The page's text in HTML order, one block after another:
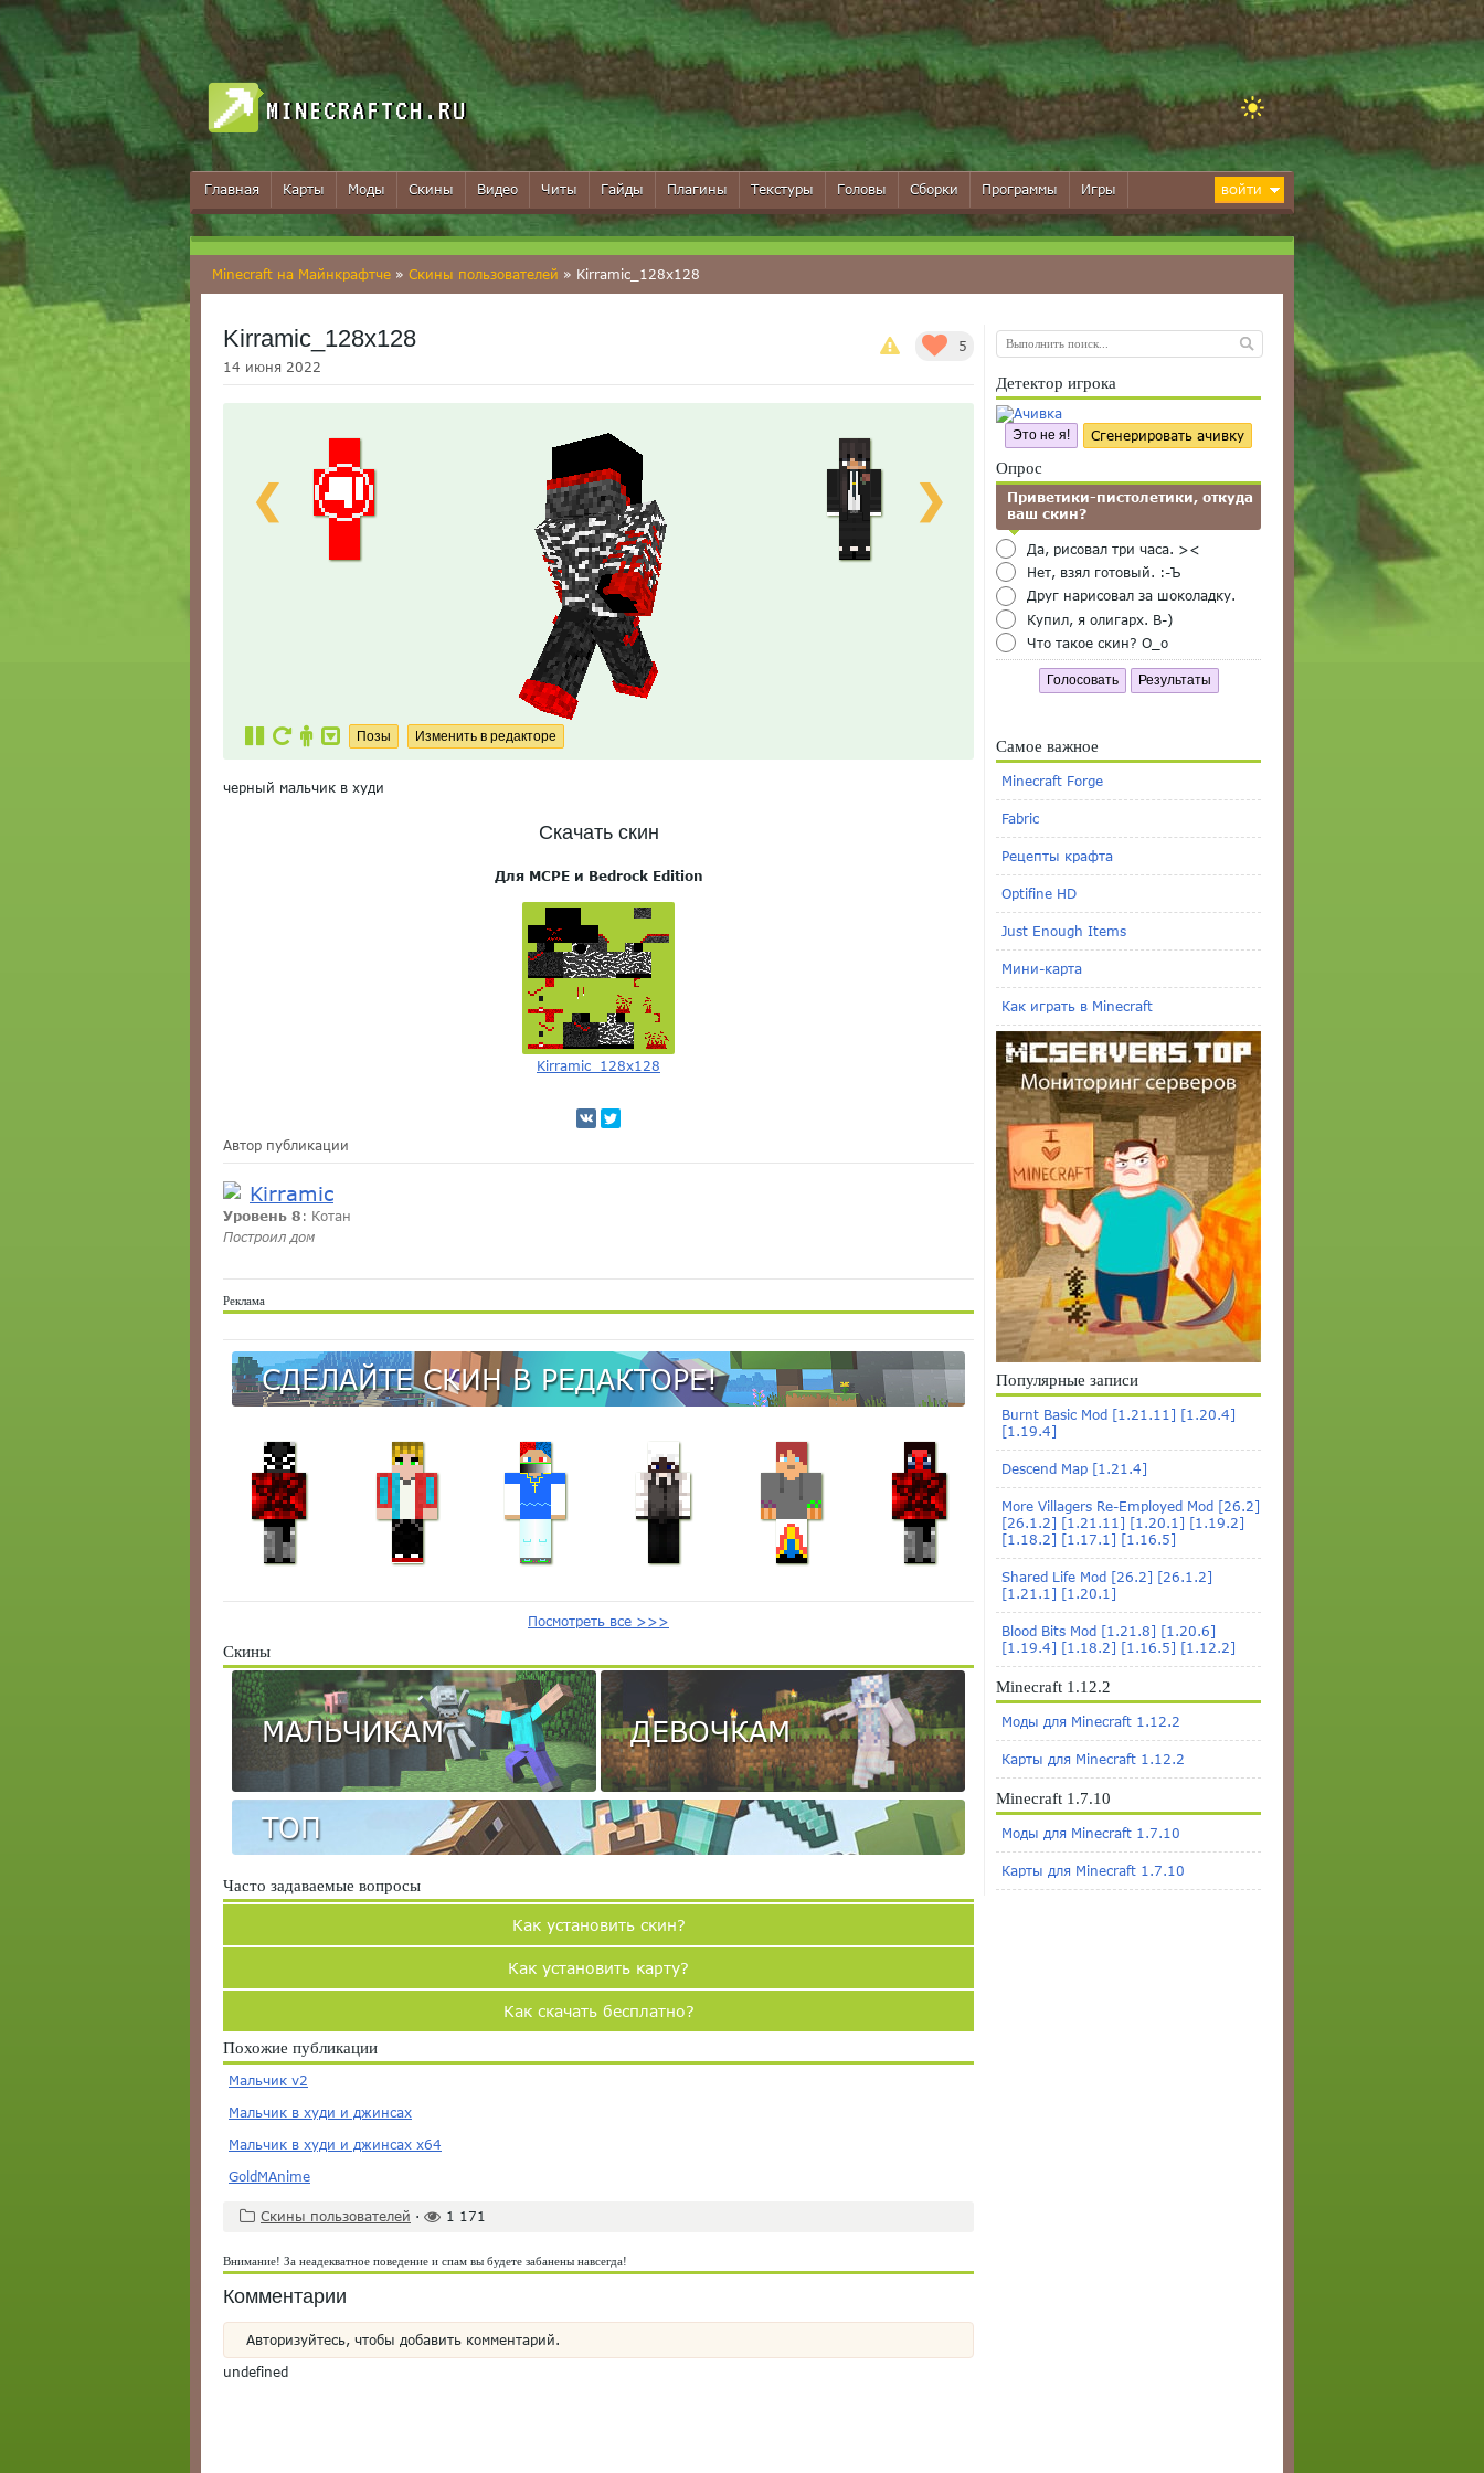
MINECRAFTCH.RU
Главная Карты Моды Скины Видео Читы Гайды Плагины Текстуры Головы Сборки Программы Игры ВОЙТИ
Minecraft на Майнкрафтче » Скины пользователей » Kirramic_128x128
5
Kirramic_128x128
14 июня 2022
❮ ❯
черный мальчик в худи
Скачать скин
Для MCPE и Bedrock Edition
Kirramic_128x128
Автор публикации
Kirramic
Уровень 8 : Котан
Построил дом
Реклама
СДЕЛАЙТЕ СКИН В РЕДАКТОРЕ!
Посмотреть все >>>
Скины
МАЛЬЧИКАМ ДЕВОЧКАМ
ТОП
Часто задаваемые вопросы
Как установить скин?
Как установить карту?
Как скачать бесплатно?
Похожие публикации
Мальчик v2
Мальчик в худи и джинсах
Мальчик в худи и джинсах x64
GoldMAnime
Скины пользователей · 1 171
Внимание! За неадекватное поведение и спам вы будете забанены навсегда!
Комментарии
Авторизуйтесь, чтобы добавить комментарий.
undefined
Детектор игрока
Это не я! Сгенерировать ачивку
Опрос
Приветики-пистолетики, откуда
ваш скин?
Да, рисовал три часа. ><
Нет, взял готовый. :-Ъ
Друг нарисовал за шоколадку.
Купил, я олигарх. B-)
Что такое скин? O_o
Голосовать Результаты
Самое важное
Minecraft Forge
Fabric
Рецепты крафта
Optifine HD
Just Enough Items
Мини-карта
Как играть в Minecraft
Популярные записи
Burnt Basic Mod [1.21.11] [1.20.4]
[1.19.4]
Descend Map [1.21.4]
More Villagers Re-Employed Mod [26.2]
[26.1.2] [1.21.11] [1.20.1] [1.19.2]
[1.18.2] [1.17.1] [1.16.5]
Shared Life Mod [26.2] [26.1.2]
[1.21.1] [1.20.1]
Blood Bits Mod [1.21.8] [1.20.6]
[1.19.4] [1.18.2] [1.16.5] [1.12.2]
Minecraft 1.12.2
Моды для Minecraft 1.12.2
Карты для Minecraft 1.12.2
Minecraft 1.7.10
Моды для Minecraft 1.7.10
Карты для Minecraft 1.7.10